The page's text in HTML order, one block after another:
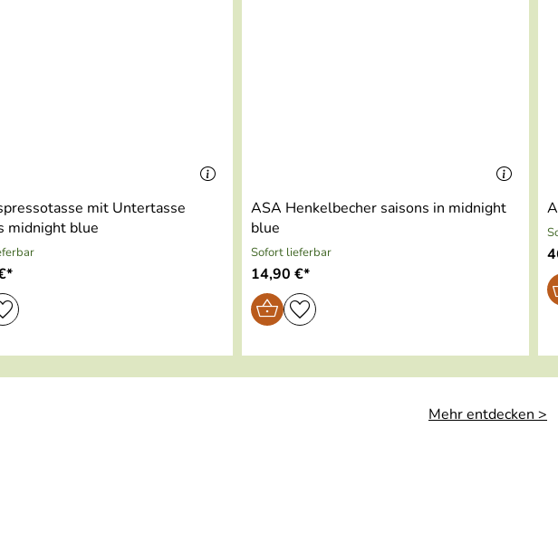
mit Untertasse
midnight blue
ASA Henkelbecher saisons in midnight
blue
Sofort lieferbar
14,90 €*
Mehr entdecken >